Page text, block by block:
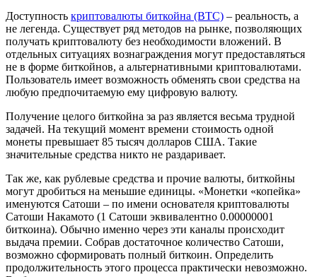
Доступность криптовалюты биткойна (BTC) – реальность, а
не легенда. Существует ряд методов на рынке, позволяющих
получать криптовалюту без необходимости вложений. В
отдельных ситуациях вознаграждения могут предоставляться
не в форме биткойнов, а альтернативными криптовалютами.
Пользователь имеет возможность обменять свои средства на
любую предпочитаемую ему цифровую валюту.
Получение целого биткойна за раз является весьма трудной
задачей. На текущий момент времени стоимость одной
монеты превышает 85 тысяч долларов США. Такие
значительные средства никто не раздаривает.
Так же, как рублевые средства и прочие валюты, биткойны
могут дробиться на меньшие единицы. «Монетки «копейка»
именуются Сатоши – по имени основателя криптовалюты
Сатоши Накамото (1 Сатоши эквивалентно 0.00000001
биткоина). Обычно именно через эти каналы происходит
выдача премии. Собрав достаточное количество Сатоши,
возможно сформировать полный биткоин. Определить
продолжительность этого процесса практически невозможно.